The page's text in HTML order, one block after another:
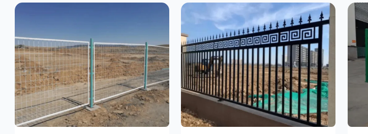
好的制造机器之间的熟练程度。其次，选择耐用的
锻造铁艺产品，这类铁艺护栏比普通钢管护栏要坚
固许多，且外观更加美观、有层次。此外，还应注
重立柱与框架的选择，例如角钢或圆钢的选用应根
据不同部位的需求来定，以确保整体结构的稳固
性。17631598285
其
的
用
的
采